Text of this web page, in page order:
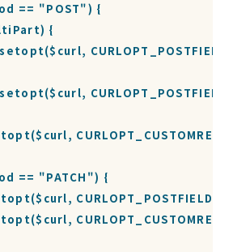
== "POST") {
{
curl_setopt($curl,
curl_setopt($curl,
== "PATCH") {